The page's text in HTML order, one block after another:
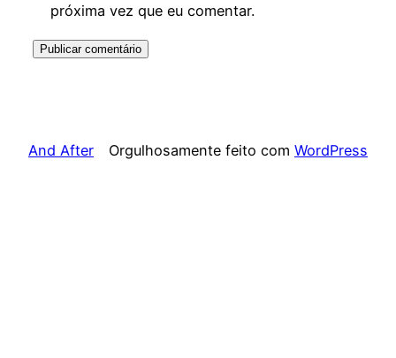
próxima vez que eu comentar.
And After Orgulhosamente feito com WordPress